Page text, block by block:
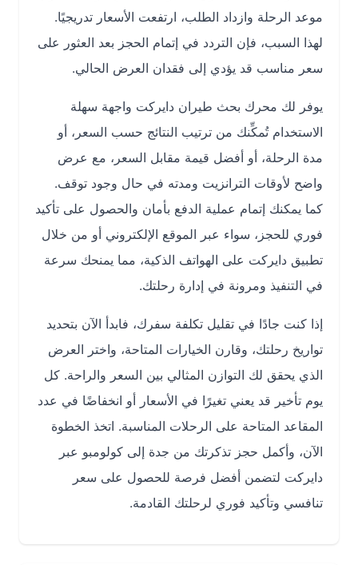
موعد الرحلة وازداد الطلب، ارتفعت الأسعار تدريجيًا.
لهذا السبب، فإن التردد في إتمام الحجز بعد العثور على
سعر مناسب قد يؤدي إلى فقدان العرض الحالي.
يوفر لك محرك بحث طيران دايركت واجهة سهلة
الاستخدام تُمكِّنك من ترتيب النتائج حسب السعر، أو
مدة الرحلة، أو أفضل قيمة مقابل السعر، مع عرض
واضح لأوقات الترانزيت ومدته في حال وجود توقف.
كما يمكنك إتمام عملية الدفع بأمان والحصول على تأكيد
فوري للحجز، سواء عبر الموقع الإلكتروني أو من خلال
تطبيق دايركت على الهواتف الذكية، مما يمنحك سرعة
في التنفيذ ومرونة في إدارة رحلتك.
إذا كنت جادًا في تقليل تكلفة سفرك، فابدأ الآن بتحديد
تواريخ رحلتك، وقارن الخيارات المتاحة، واختر العرض
الذي يحقق لك التوازن المثالي بين السعر والراحة. كل
يوم تأخير قد يعني تغيرًا في الأسعار أو انخفاضًا في عدد
المقاعد المتاحة على الرحلات المناسبة. اتخذ الخطوة
الآن، وأكمل حجز تذكرتك من جدة إلى كولومبو عبر
دايركت لتضمن أفضل فرصة للحصول على سعر
تنافسي وتأكيد فوري لرحلتك القادمة.